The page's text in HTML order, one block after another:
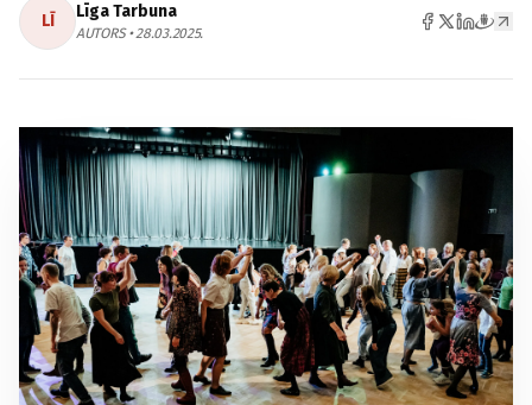
LĪ Līga Tarbuna
AUTORS • 28.03.2025.